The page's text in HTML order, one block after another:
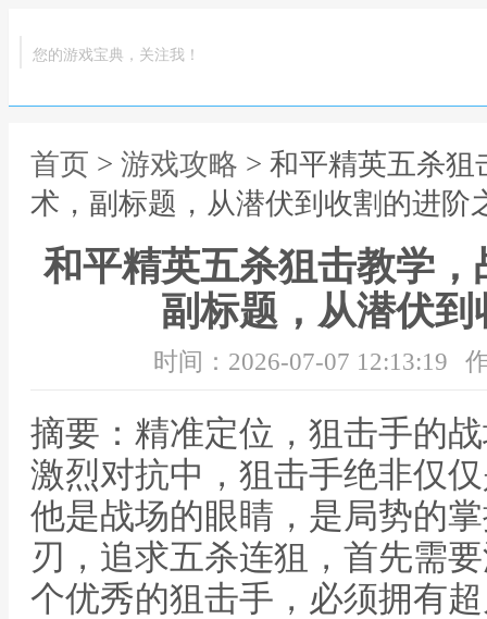
您的游戏宝典，关注我！
首页 > 游戏攻略 > 和平精英五杀
术，副标题，从潜伏到收割的进阶
和平精英五杀狙击教学
副标题，从潜伏
时间：2026-07-07 12:13:19
摘要：精准定位，狙击手的
激烈对抗中，狙击手绝非仅
他是战场的眼睛，是局势的
刃，追求五杀连狙，首先需
个优秀的狙击手，必须拥有